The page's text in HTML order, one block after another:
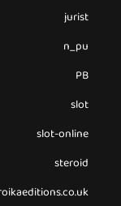
jurist
n_pu
PB
slot
slot-online
steroid